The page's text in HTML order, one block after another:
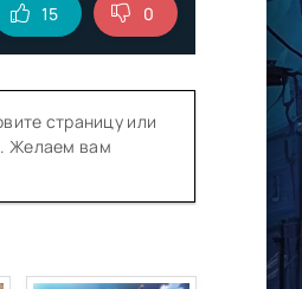
15 0
страницу или
Желаем вам